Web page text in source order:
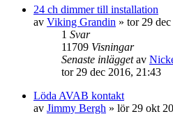
24 ch dimmer till installation
av Viking Grandin » tor 29
1 Svar
11709 Visningar
Senaste inläggetav
tor 29 dec 2016, 21:43
Löda AVAB kontakt
av Jimmy Bergh » lör 29 okt